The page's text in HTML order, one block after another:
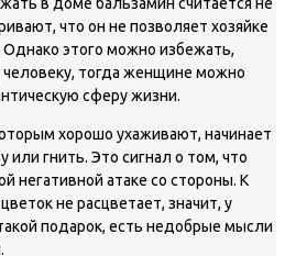
в доме бальзамин считается не
что он не позволяет хозяйке
Однако этого можно избежать,
тогда женщине можно
сферу жизни.
хорошо ухаживают, начинает
или гнить. Это сигнал о том, что
негативной атаке со стороны. К
не расцветает, значит, у
подарок, есть недобрые мысли